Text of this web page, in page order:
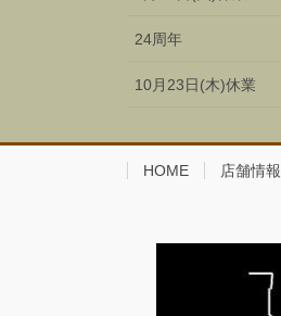
24周年
10月23日(木)休業
HOME 店舗情報